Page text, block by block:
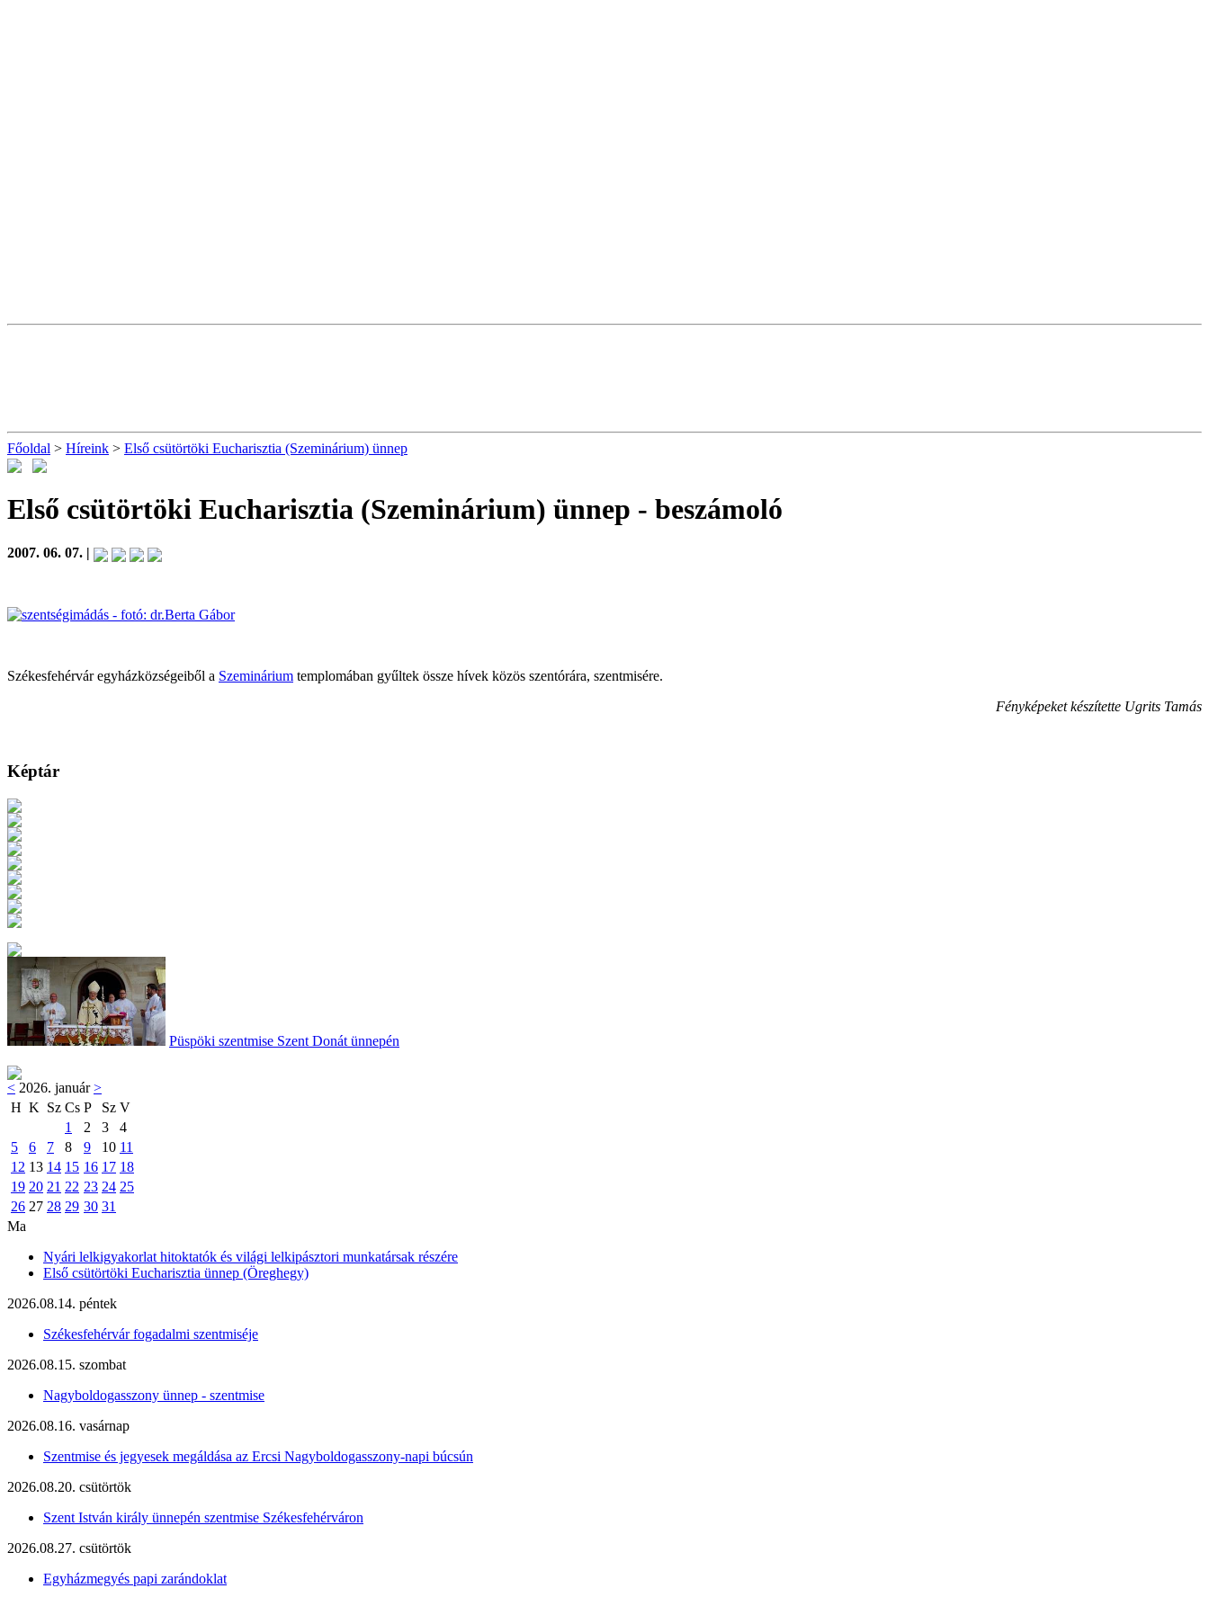
Főoldal > Híreink > Első csütörtöki Eucharisztia (Szeminárium) ünnep
Első csütörtöki Eucharisztia (Szeminárium) ünnep - beszámoló
2007. 06. 07. |
Székesfehérvár egyházközségeiből a Szeminárium templomában gyűltek össze hívek közös szentórára, szentmisére.
Fényképeket készítette Ugrits Tamás
Képtár
Püspöki szentmise Szent Donát ünnepén
< 2026. január>
H K Sz Cs P Sz V
1
2 3
4
5
6 7 8 9 10 11
12 13 14 15 16 17 18
19 20 21 22 23 24 25
26 27 28 29 30 31
Ma
Nyári lelkigyakorlat hitoktatók és világi lelkipásztori munkatársak részére
Első csütörtöki Eucharisztia ünnep (Öreghegy)
2026.08.14. péntek
Székesfehérvár fogadalmi szentmiséje
2026.08.15. szombat
Nagyboldogasszony ünnep - szentmise
2026.08.16. vasárnap
Szentmise és jegyesek megáldása az Ercsi Nagyboldogasszony-napi búcsún
2026.08.20. csütörtök
Szent István király ünnepén szentmise Székesfehérváron
2026.08.27. csütörtök
Egyházmegyés papi zarándoklat